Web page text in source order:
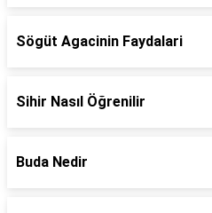
Sögüt Agacinin Faydalari
Sihir Nasıl Öğrenilir
Buda Nedir